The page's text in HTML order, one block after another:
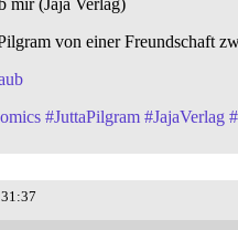
von einer Freundschaft
#JuttaPilgram #JajaVerlag #